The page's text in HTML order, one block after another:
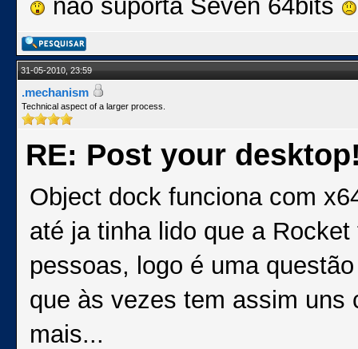
não suporta Seven 64bits
31-05-2010, 23:59
.mechanism
Technical aspect of a larger process.
RE: Post your
Object dock funciona com
até ja tinha lido que a
pessoas, logo é uma
que às vezes tem assim uns
mais...